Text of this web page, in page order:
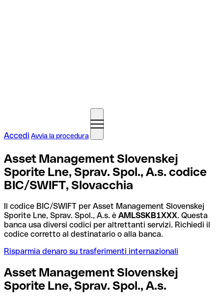
Accedi Avvia la procedura
Asset Management Slovenskej
Sporite Lne, Sprav. Spol., A.s. codice
BIC/SWIFT, Slovacchia
Il codice BIC/SWIFT per Asset Management Slovenskej
Sporite Lne, Sprav. Spol., A.s. è AMLSSKB1XXX. Questa
banca usa diversi codici per altrettanti servizi. Richiedi il
codice corretto al destinatario o alla banca.
Risparmia denaro su trasferimenti internazionali
Asset Management Slovenskej
Sporite Lne, Sprav. Spol., A.s.